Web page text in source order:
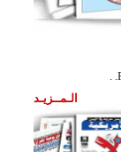
الـمــزيـد